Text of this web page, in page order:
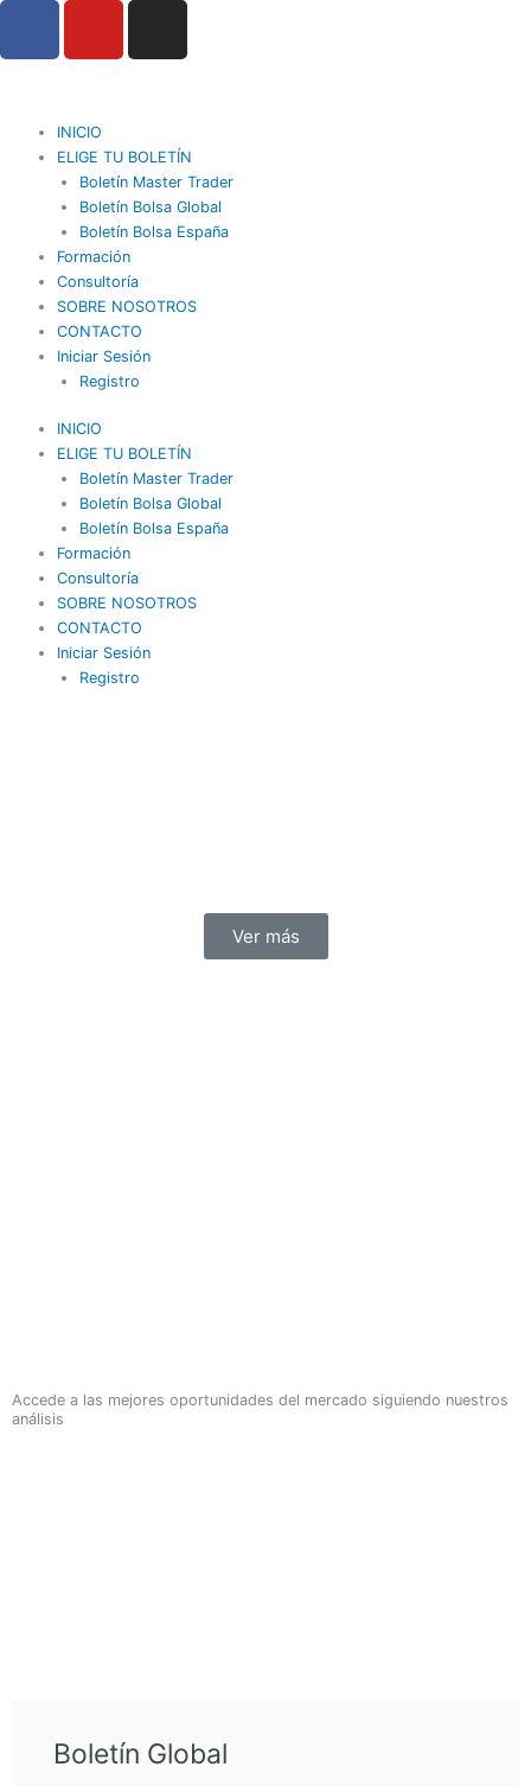
contenido
b
o
u
b
e
g
r
a
m
INICIO
ELIGE TU BOLETÍN
Boletín Master Trader
Boletín Bolsa Global
Boletín Bolsa España
Formación
Consultoría
SOBRE NOSOTROS
CONTACTO
Iniciar Sesión
Registro
INICIO
ELIGE TU BOLETÍN
Boletín Master Trader
Boletín Bolsa Global
Boletín Bolsa España
Formación
Consultoría
SOBRE NOSOTROS
CONTACTO
Iniciar Sesión
Registro
Ver más
Accede a las mejores oportunidades del mercado siguiendo nuestros
análisis
Boletín Global